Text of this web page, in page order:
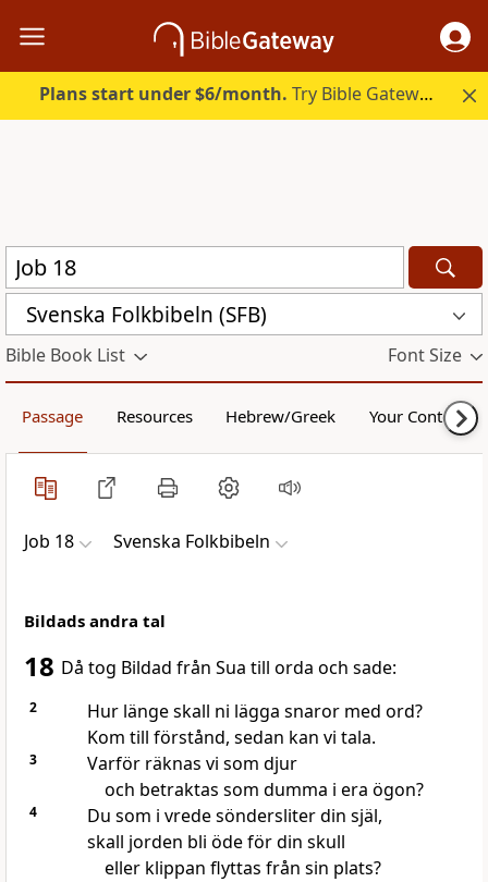
Plans start under $6/month. Try Bible Gateway Plus.
Svenska Folkbibeln (SFB)
Bible Book List Font Size
Passage Resources Hebrew/Greek Your Content
Job 18 Svenska Folkbibeln
Bildads andra tal
18 Då tog Bildad från Sua till orda och sade:
2
Hur länge skall ni lägga snaror med ord?
Kom till förstånd, sedan kan vi tala.
3
Varför räknas vi som djur
och betraktas som dumma i era ögon?
4
Du som i vrede söndersliter din själ,
skall jorden bli öde för din skull
eller klippan flyttas från sin plats?